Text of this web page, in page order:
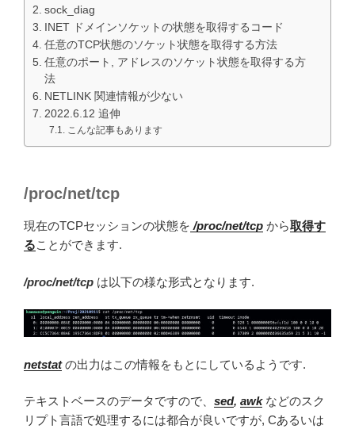
sock_diag
INET ドメインソケットの状態を取得するコード
任意のTCP状態のソケット状態を取得する方法
任意のポート, アドレスのソケット状態を取得する方
法
NETLINK 関連情報が少ない
2022.6.12 追伸
こんな記事もあります
/proc/net/tcp
現在のTCPセッションの状態を /proc/net/tcp から取得す
ることができます.
/proc/net/tcp は以下の様な形式となります.
netstat の出力はこの情報をもとにしているようです.
テキストベースのデータですので、 sed, awkなどのスク
リプト言語で処理するには都合が良いですが, Cあるいは